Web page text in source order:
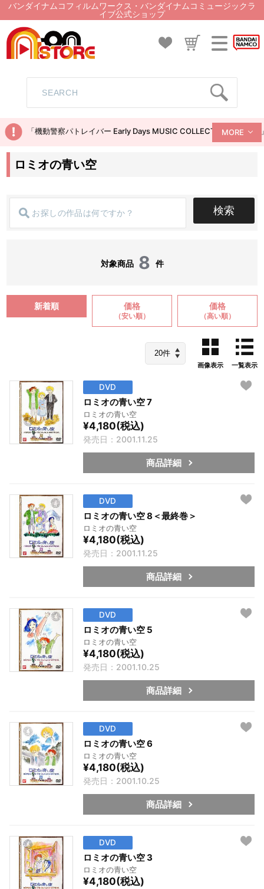
バンダイナムコフィルムワークス・バンダイナムコミュージックラ
イブ公式ショップ
「機動警察パトレイバー Early Days MUSIC COLLECTION CD
MORE
ロミオの青い空
検索
対象商品 8 件
新着順 価格
（安い順）
価格
（高い順）
画像表示 一覧表示
DVD
ロミオの青い空 7
ロミオの青い空
¥4,180(税込)
発売日：2001.11.25
商品詳細
DVD
ロミオの青い空 8＜最終巻＞
ロミオの青い空
¥4,180(税込)
発売日：2001.11.25
商品詳細
DVD
ロミオの青い空 5
ロミオの青い空
¥4,180(税込)
発売日：2001.10.25
商品詳細
DVD
ロミオの青い空 6
ロミオの青い空
¥4,180(税込)
発売日：2001.10.25
商品詳細
DVD
ロミオの青い空 3
ロミオの青い空
¥4,180(税込)